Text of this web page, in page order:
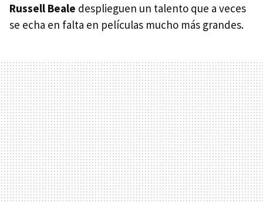
Russell Beale desplieguen un talento que a veces
se echa en falta en películas mucho más grandes.